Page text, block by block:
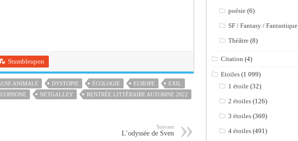
Stumbleupon
ANIMALE DYSTOPIE ÉCOLOGIE EUROPE
EXIL
NETGALLEY
RENTRÉE LITTÉRAIRE AUTOMNE 2022
Suivant
L’odyssée de Sven
poésie (6)
SF / Fantasy / Fantastique
Théâtre (8)
Citation (4)
Etoiles (1 099)
1 étoile (32)
2 étoiles (126)
3 étoiles (369)
4 étoiles (491)